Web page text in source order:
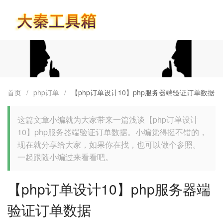
首页 / php订单 / 【php订单设计10】php服务器端验证订单数据
这篇文章小编就为大家带来一篇浅谈【php订单设计
10】php服务器端验证订单数据。小编觉得挺不错的，
现在就分享给大家，如果你在找，也可以做个参照。
一起跟随小编过来看看吧。
【php订单设计10】php服务器端
验证订单数据